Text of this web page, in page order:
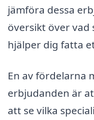
jämföra dessa
översikt över
hjälper dig fatta
En av fördelarna
erbjudanden är
att se vilka